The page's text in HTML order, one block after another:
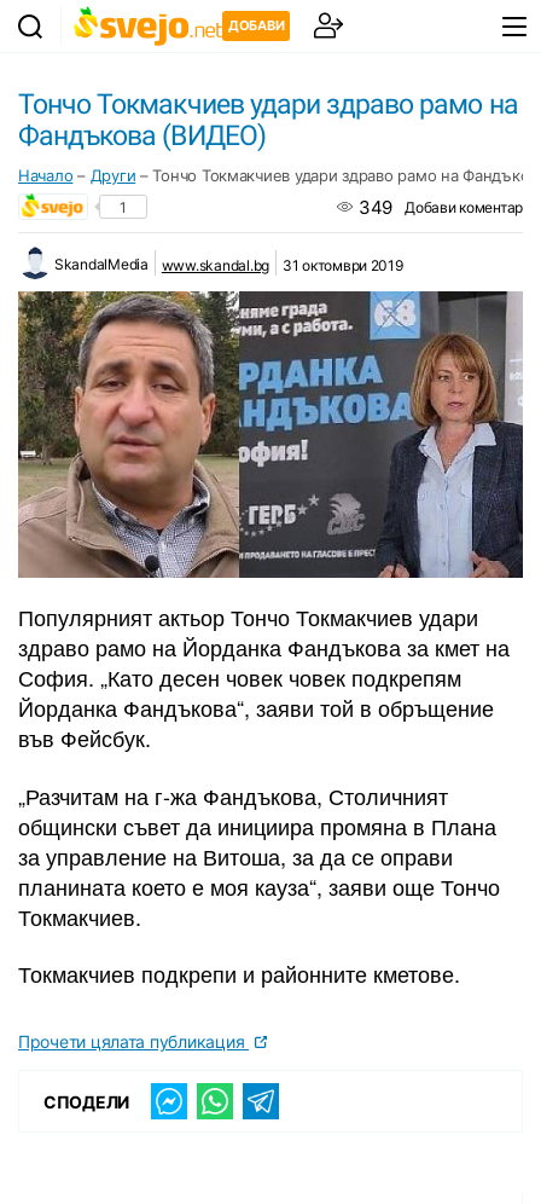
ДОБАВИ
Тончо Токмакчиев удари здраво рамо на
Фандъкова (ВИДЕО)
Начало – Други –Тончо Токмакчиев удари здраво рамо на
1 349 Добави коментар
SkandalMedia www.skandal.bg 31 октомври 2019
Популярният актьор Тончо Токмакчиев удари
здраво рамо на Йорданка Фандъкова за кмет на
София. „Като десен човек човек подкрепям
Йорданка Фандъкова“, заяви той в обръщение
във Фейсбук.
„Разчитам на г-жа Фандъкова, Столичният
общински съвет да инициира промяна в Плана
за управление на Витоша, за да се оправи
планината което е моя кауза“, заяви още Тончо
Токмакчиев.
Токмакчиев подкрепи и районните кметове.
Прочети цялата публикация
СПОДЕЛИ